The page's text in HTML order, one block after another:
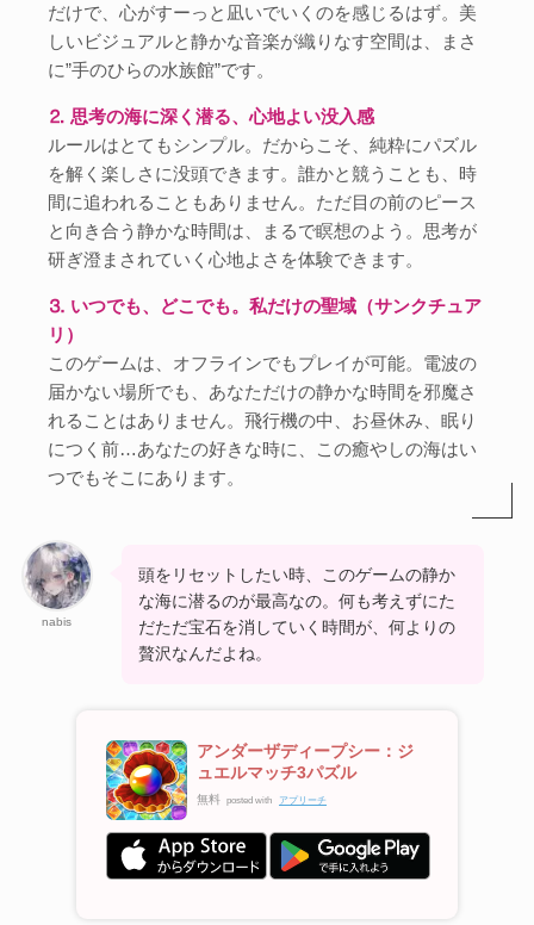
だけで、心がすーっと凪いでいくのを感じるはず。美
しいビジュアルと静かな音楽が織りなす空間は、まさ
に”手のひらの水族館”です。
⒉ 思考の海に深く潜る、心地よい没入感
ルールはとてもシンプル。だからこそ、純粋にパズル
を解く楽しさに没頭できます。誰かと競うことも、時
間に追われることもありません。ただ目の前のピース
と向き合う静かな時間は、まるで瞑想のよう。思考が
研ぎ澄まされていく心地よさを体験できます。
⒊ いつでも、どこでも。私だけの聖域（サンクチュア
リ）
このゲームは、オフラインでもプレイが可能。電波の
届かない場所でも、あなただけの静かな時間を邪魔さ
れることはありません。飛行機の中、お昼休み、眠り
につく前…あなたの好きな時に、この癒やしの海はい
つでもそこにあります。
nabis
頭をリセットしたい時、このゲームの静か
な海に潜るのが最高なの。何も考えずにた
だただ宝石を消していく時間が、何よりの
贅沢なんだよね。
アンダーザディープシー：ジ
ュエルマッチ3パズル
無料 posted with アプリーチ